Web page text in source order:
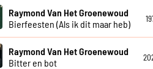
Raymond Van Het Groenewoud
Bierfeesten (Als ik dit maar heb)
Raymond Van Het Groenewoud
Bitter en bot